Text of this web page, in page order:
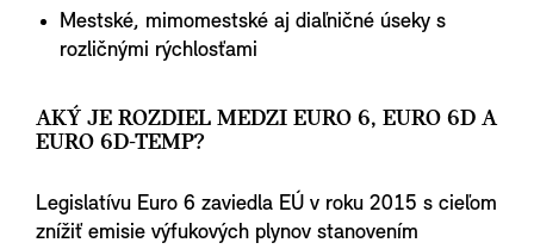
Mestské, mimomestské aj diaľničné úseky s
rozličnými rýchlosťami
AKÝ JE ROZDIEL MEDZI EURO 6, EURO 6D A
EURO 6D-TEMP?
Legislatívu Euro 6 zaviedla EÚ v roku 2015 s cieľom
znížiť emisie výfukových plynov stanovením